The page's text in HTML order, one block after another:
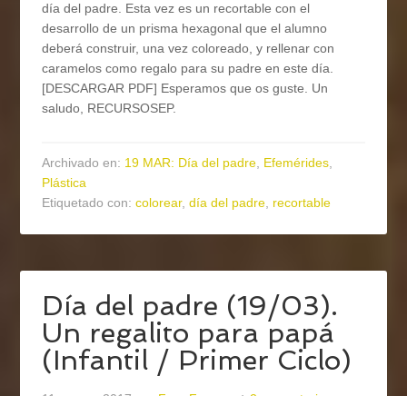
día del padre. Esta vez es un recortable con el
desarrollo de un prisma hexagonal que el alumno
deberá construir, una vez coloreado, y rellenar con
caramelos como regalo para su padre en este día.
[DESCARGAR PDF] Esperamos que os guste. Un
saludo, RECURSOSEP.
Archivado en: 19 MAR: Día del padre Efemérides
Plástica
Etiquetado con:colorear,día del padre recortable
Día del padre (19/03).
Un regalito para papá
(Infantil / Primer Ciclo)